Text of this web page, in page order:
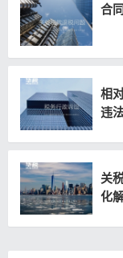
合
相
违
关
化